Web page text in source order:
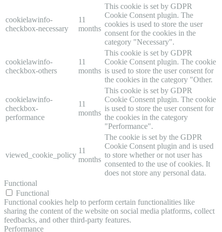
cookielawinfo-
checkbox-necessary
11
months
This cookie is set by GDPR
Cookie Consent plugin. The
cookies is used to store the user
consent for the cookies in the
category "Necessary".
cookielawinfo-
checkbox-others
11
months
This cookie is set by GDPR
Cookie Consent plugin. The cookie
is used to store the user consent for
the cookies in the category "Other.
cookielawinfo-
checkbox-
performance
11
months
This cookie is set by GDPR
Cookie Consent plugin. The cookie
is used to store the user consent for
the cookies in the category
"Performance".
viewed_cookie_policy
11
months
The cookie is set by the GDPR
Cookie Consent plugin and is used
to store whether or not user has
consented to the use of cookies. It
does not store any personal data.
Functional
Functional
Functional cookies help to perform certain functionalities like
sharing the content of the website on social media platforms, collect
feedbacks, and other third-party features.
Performance